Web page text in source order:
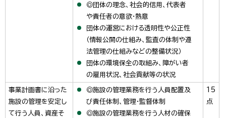
◎団体の理念、社会的信用、代表者
や責任者の意欲・熱意
団体の運営における透明性や公正性
（情報公開の仕組み、監査の体制や遵
法管理の仕組みなどの整備状況）
団体の環境保全の取組み、障がい者
の雇用状況、社会貢献等の状況
事業計画書に沿った
施設の管理を安定し
て行う人員、資産そ
◎施設の管理業務を行う人員配置及
び責任体制、管理・監督体制
◎施設の管理業務を行う人材の確保
15
点